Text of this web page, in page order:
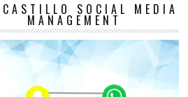
SOCIAL MEDIA
MANAGEMENT